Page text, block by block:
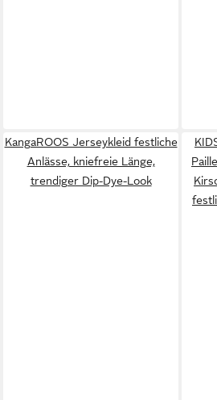
KangaROOS Jerseykleid festliche
Anlässe, kniefreie Länge,
trendiger Dip-Dye-Look